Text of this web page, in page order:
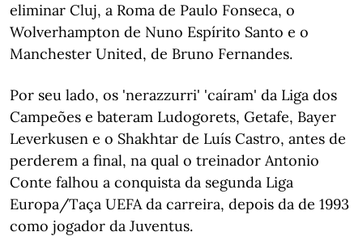
eliminar Cluj, a Roma de Paulo Fonseca, o
Wolverhampton de Nuno Espírito Santo e o
Manchester United, de Bruno Fernandes.
Por seu lado, os 'nerazzurri' 'caíram' da Liga dos
Campeões e bateram Ludogorets, Getafe, Bayer
Leverkusen e o Shakhtar de Luís Castro, antes de
perderem a final, na qual o treinador Antonio
Conte falhou a conquista da segunda Liga
Europa/Taça UEFA da carreira, depois da de 1993
como jogador da Juventus.